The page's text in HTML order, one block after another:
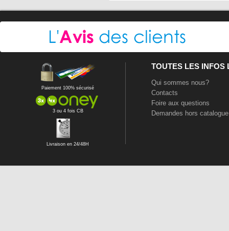
Paiement 100% sécurisé
3 ou 4 fois CB
Livraison en 24/48H
TOUTES LES INFOS
Qui sommes nous?
Contacts
Foire aux questions
Demandes hors catalogue